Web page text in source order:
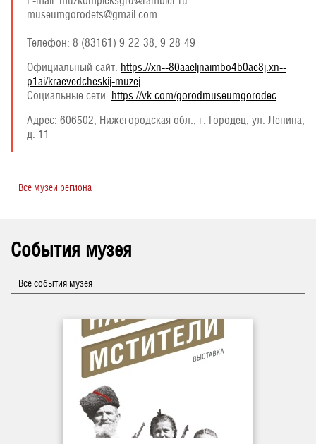
museumgorodets@gmail.com
Телефон: 8 (83161) 9-22-38, 9-28-49
Официальный сайт: https://xn--80aaeljnaimbo4b0ae8j.xn--
p1ai/kraevedcheskij-muzej
Социальные сети: https://vk.com/gorodmuseumgorodec
Адрес: 606502, Нижегородская обл., г. Городец, ул. Ленина,
д. 11
Все музеи региона
События музея
Все события музея